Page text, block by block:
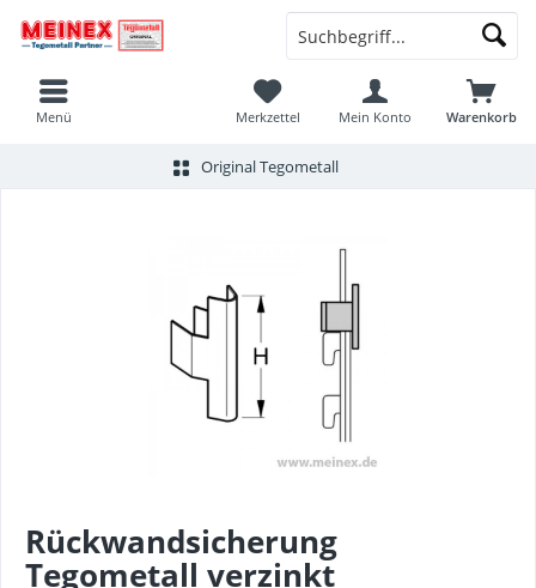
Menü Warenkorb
Merkzettel Mein Konto
Original Tegometall
Rückwandsicherung
Tegometall verzinkt